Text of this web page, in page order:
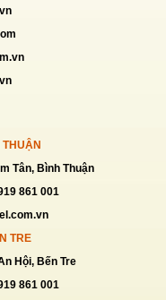
Tân, Bình Thuận
861 001
TRE
Hội, Bến Tre
861 001